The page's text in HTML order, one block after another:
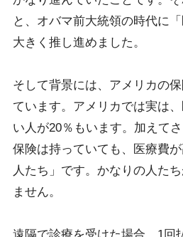
と、オバマ前大統領の時代に
大きく推し進めました。
そして背景には、アメリカの
ています。アメリカでは実は
い人が20％もいます。加えて
保険は持っていても、医療費
人たち」です。かなりの人た
ません。